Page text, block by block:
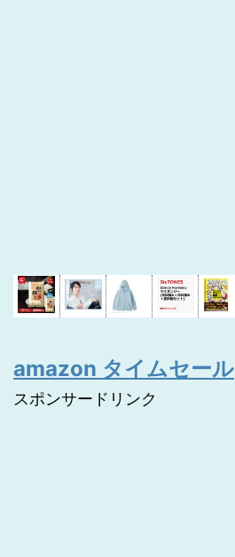
amazon タイムセール
スポンサードリンク